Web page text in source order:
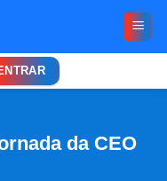
da CEO